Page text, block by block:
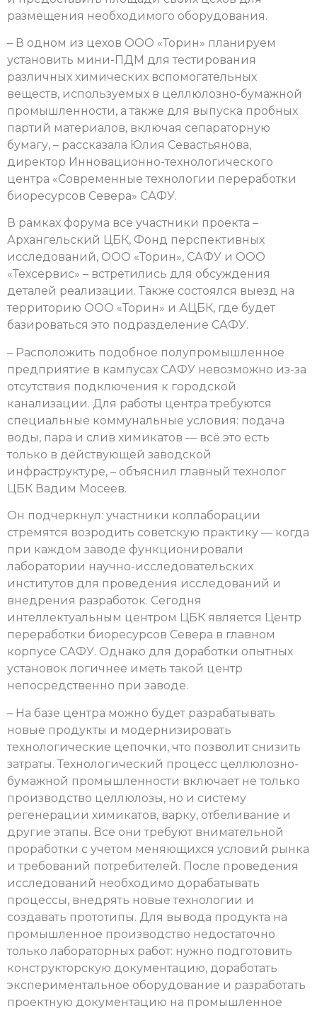
размещения необходимого оборудования.
– В одном из цехов ООО «Торин» планируем
установить мини-ПДМ для тестирования
различных химических вспомогательных
веществ, используемых в целлюлозно-бумажной
промышленности, а также для выпуска пробных
партий материалов, включая сепараторную
бумагу, – рассказала Юлия Севастьянова,
директор Инновационно-технологического
центра «Современные технологии переработки
биоресурсов Севера» САФУ.
В рамках форума все участники проекта –
Архангельский ЦБК, Фонд перспективных
исследований, ООО «Торин», САФУ и ООО
«Техсервис» – встретились для обсуждения
деталей реализации. Также состоялся выезд на
территорию ООО «Торин» и АЦБК, где будет
базироваться это подразделение САФУ.
– Расположить подобное полупромышленное
предприятие в кампусах САФУ невозможно из-за
отсутствия подключения к городской
канализации. Для работы центра требуются
специальные коммунальные условия: подача
воды, пара и слив химикатов — всё это есть
только в действующей заводской
инфраструктуре, – объяснил главный технолог
ЦБК Вадим Мосеев.
Он подчеркнул: участники коллаборации
стремятся возродить советскую практику — когда
при каждом заводе функционировали
лаборатории научно-исследовательских
институтов для проведения исследований и
внедрения разработок. Сегодня
интеллектуальным центром ЦБК является Центр
переработки биоресурсов Севера в главном
корпусе САФУ. Однако для доработки опытных
установок логичнее иметь такой центр
непосредственно при заводе.
– На базе центра можно будет разрабатывать
новые продукты и модернизировать
технологические цепочки, что позволит снизить
затраты. Технологический процесс целлюлозно-
бумажной промышленности включает не только
производство целлюлозы, но и систему
регенерации химикатов, варку, отбеливание и
другие этапы. Все они требуют внимательной
проработки с учетом меняющихся условий рынка
и требований потребителей. После проведения
исследований необходимо дорабатывать
процессы, внедрять новые технологии и
создавать прототипы. Для вывода продукта на
промышленное производство недостаточно
только лабораторных работ: нужно подготовить
конструкторскую документацию, доработать
экспериментальное оборудование и разработать
проектную документацию на промышленное